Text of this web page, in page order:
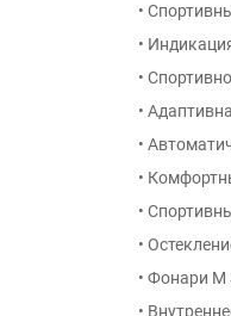
•
•
•
•
•
•
•
•
• Фонари М
•